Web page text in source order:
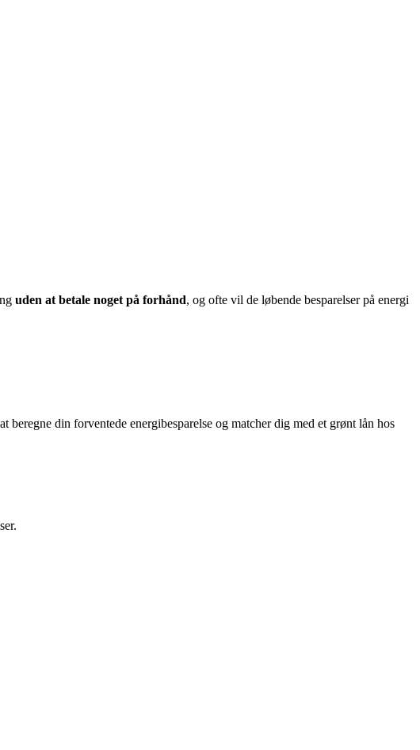
uden at betale noget på forhånd, og ofte vil de løbende besparelser på energi
din forventede energibesparelse og matcher dig med et grønt lån hos